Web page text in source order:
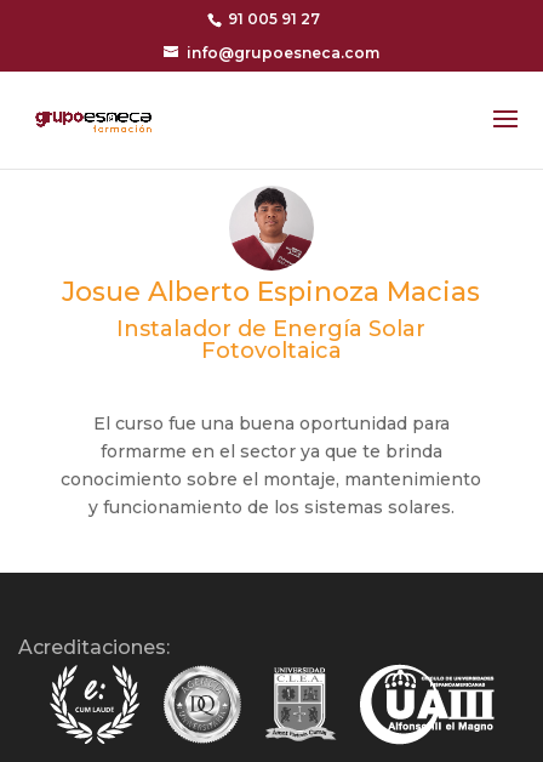
91 005 91 27
info@grupoesneca.com
Josue Alberto Espinoza Macias
Instalador de Energía Solar
Fotovoltaica
El curso fue una buena oportunidad para
formarme en el sector ya que te brinda
conocimiento sobre el montaje, mantenimiento
y funcionamiento de los sistemas solares.
Acreditaciones: